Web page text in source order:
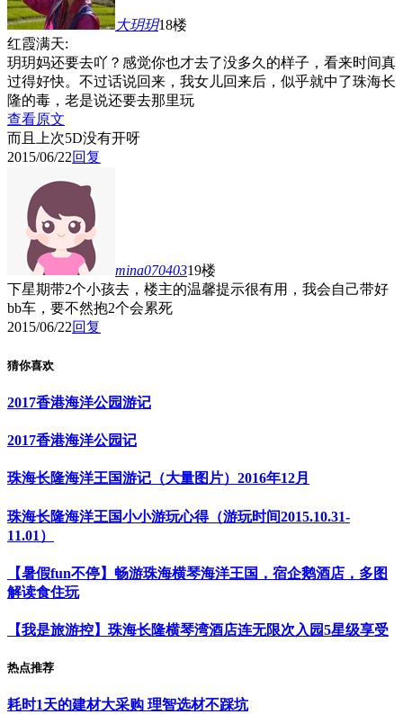
大玥玥18楼
红霞满天:
玥玥妈还要去吖？感觉你也才去了没多久的样子，看来时间真
过得好快。不过话说回来，我女儿回来后，似乎就中了珠海长
隆的毒，老是说还要去那里玩
查看原文
而且上次5D没有开呀
2015/06/22回复
mina07040319楼
下星期带2个小孩去，楼主的温馨提示很有用，我会自己带好
bb车，要不然抱2个会累死
2015/06/22回复
猜你喜欢
2017香港海洋公园游记
2017香港海洋公园记
珠海长隆海洋王国游记（大量图片）2016年12月
珠海长隆海洋王国小小游玩心得（游玩时间2015.10.31-
11.01）
【暑假fun不停】畅游珠海横琴海洋王国，宿企鹅酒店，多图
解读食住玩
【我是旅游控】珠海长隆横琴湾酒店连无限次入园5星级享受
热点推荐
耗时1天的建材大采购 理智选材不踩坑